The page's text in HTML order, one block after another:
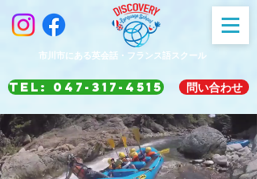
市川市にある英会話・フランス語スクール
TEL: 047-317-4515 問い合わせ